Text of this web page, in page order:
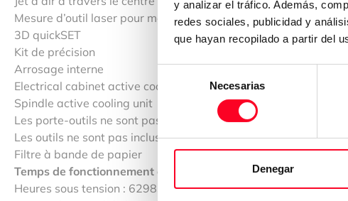
y analizar el tráfico. Además,
redes sociales, publicidad y
que hayan recopilado a partir del
de
consentimiento
Necesarias
Denegar
Mesure d’outil laser pour mesurer la longueur et le diamètre de
3D quickSET Disposition pour la manutention
Kit de précision
Arrosage interne
Electrical cabinet active cooling unit
Spindle active cooling unit
Les porte-outils ne sont pas inclus
Les outils ne sont pas inclus
Filtre à bande de papier
Temps de fonctionnement de la machine :
Heures sous tension : 62983